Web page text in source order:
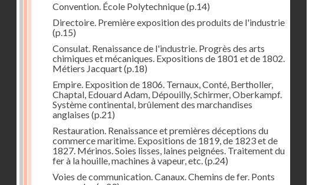
Convention. École Polytechnique(p.14)
Directoire. Première exposition des produits de l'industrie
(p.15)
Consulat. Renaissance de l'industrie. Progrès des arts
chimiques et mécaniques. Expositions de 1801 et de 1802.
Métiers Jacquart(p.18)
Empire. Exposition de 1806. Ternaux, Conté, Bertholler,
Chaptal, Edouard Adam, Dépouilly, Schirmer, Oberkampf.
Système continental, brûlement des marchandises
anglaises (p.21)
Restauration. Renaissance et premières déceptions du
commerce maritime. Expositions de 1819, de 1823 et de
1827. Mérinos. Soies lisses, laines peignées. Traitement du
fer à la houille, machines à vapeur, etc.(p.24)
Voies de communication. Canaux. Chemins de fer. Ponts